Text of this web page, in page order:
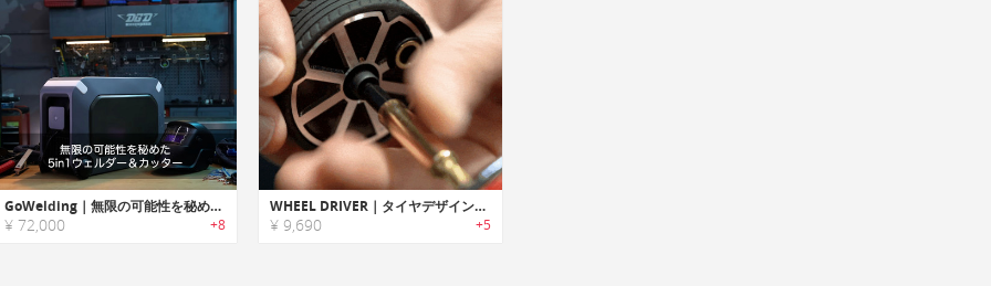
GoWelding｜無限の可能性を秘めた5in1ウェルダー＆カッター「ゴーウェルディング」
¥ 72,000 +8
WHEEL DRIVER｜タイヤデザインの手のひらサイズラチェットEDCツール「ホイールドライバー」
¥ 9,690 +5